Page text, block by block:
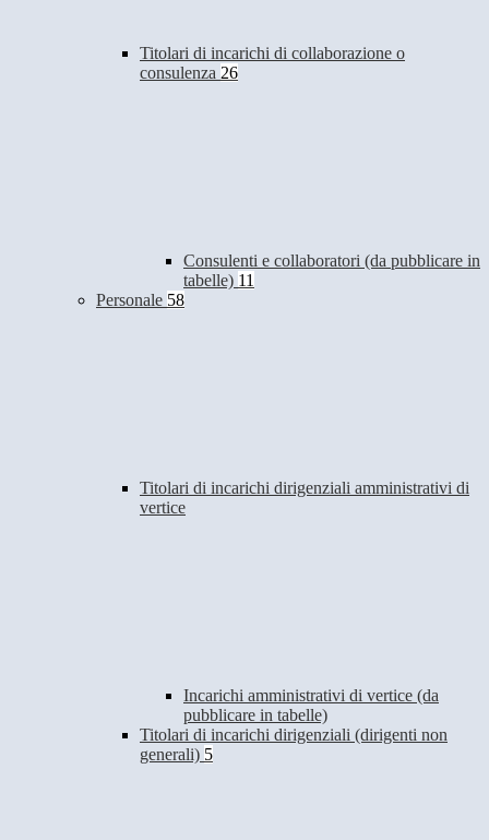
Titolari di incarichi di collaborazione o
consulenza 26
Consulenti e collaboratori (da pubblicare in
tabelle) 11
Personale 58
Titolari di incarichi dirigenziali amministrativi di
vertice
Incarichi amministrativi di vertice (da
pubblicare in tabelle)
Titolari di incarichi dirigenziali (dirigenti non
generali) 5